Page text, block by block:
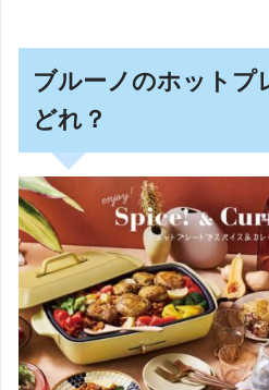
ブルーノのホットプ
どれ？